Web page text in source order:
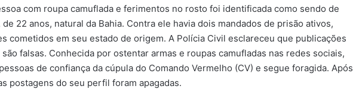
com roupa camuflada e ferimentos no rosto foi identificada como sendo de
22 anos, natural da Bahia. Contra ele havia dois mandados de prisão ativos,
cometidos em seu estado de origem. A Polícia Civil esclareceu que publicações
falsas. Conhecida por ostentar armas e roupas camufladas nas redes sociais,
de confiança da cúpula do Comando Vermelho (CV) e segue foragida. Após
postagens do seu perfil foram apagadas.